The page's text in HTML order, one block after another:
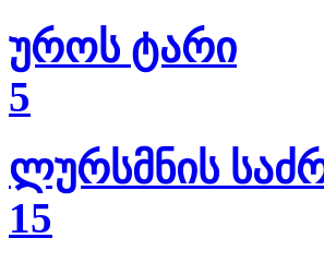
უროს ტარი
5
ლურსმნის
15